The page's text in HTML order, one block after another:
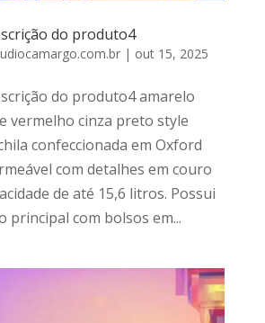
do produto4
| out 15, 2025
do produto4 amarelo
vermelho cinza preto style
confeccionada em Oxford
com detalhes em couro
de até 15,6 litros. Possui
principal com bolsos em...